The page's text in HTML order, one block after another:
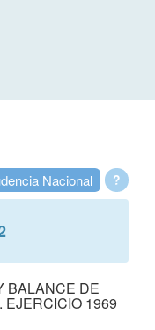
?
Nacional
BALANCE DE
1969